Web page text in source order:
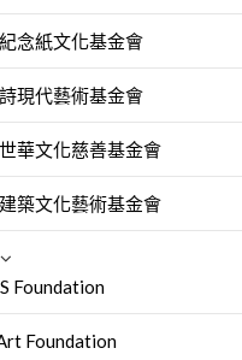
念紙文化基金會
現代藝術基金會
華文化慈善基金會
築文化藝術基金會
Foundation
Foundation